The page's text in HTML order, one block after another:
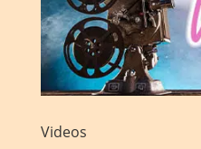
Videos